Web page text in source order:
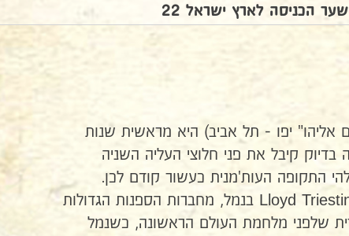
הכניסה לארץ ישראל 22
אליהו" יפו - תל אביב) היא מראשית שנות
קיבל את פני חלוצי העליה השניה
התקופה העות'מנית כעשור קודם לכן.
משרדי סוכנות הנסיעות של Lloyd Triestino בנמל, מחברות הספנות הגדולות
שלפני מלחמת העולם הראשונה, כשנמל